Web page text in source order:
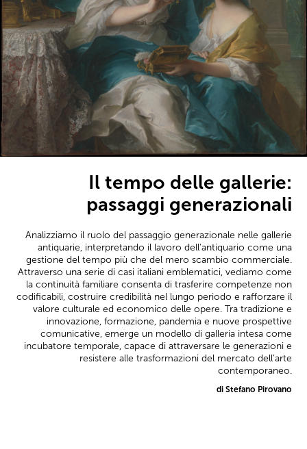
Il tempo delle gallerie:
passaggi generazionali
Analizziamo il ruolo del passaggio generazionale nelle gallerie
antiquarie, interpretando il lavoro dell’antiquario come una
gestione del tempo più che del mero scambio commerciale.
Attraverso una serie di casi italiani emblematici, vediamo come
la continuità familiare consenta di trasferire competenze non
codificabili, costruire credibilità nel lungo periodo e rafforzare il
valore culturale ed economico delle opere. Tra tradizione e
innovazione, formazione, pandemia e nuove prospettive
comunicative, emerge un modello di galleria intesa come
incubatore temporale, capace di attraversare le generazioni e
resistere alle trasformazioni del mercato dell’arte
contemporaneo.
di Stefano Pirovano